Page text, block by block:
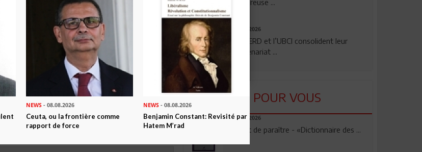
ARTICLE
17
Commenter
rigoureuse ...
24.07.2026
La BERD et l’UBCI consolident leur
partenariat ...
LU POUR VOUS
23.04.2026
Vient de paraître - «Dictionnaire des ...
NEWS - 08.08.2026
Ceuta, ou la frontière comme
rapport de force
NEWS- 08.08.2026
Benjamin Constant: Revisité par
Hatem M’rad